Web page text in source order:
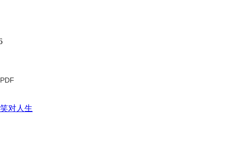
对人生